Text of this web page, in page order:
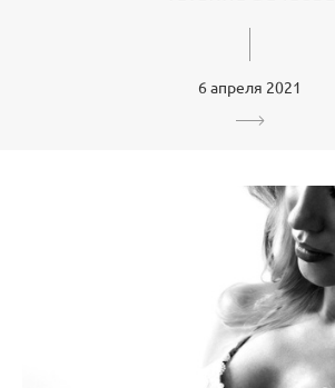
6 апреля 2021